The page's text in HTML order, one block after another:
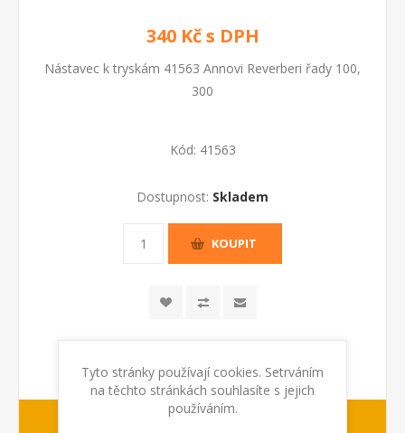
340 Kč s DPH
Nástavec k tryskám 41563 Annovi Reverberi řady 100,
300
Kód: 41563
Dostupnost: Skladem
KOUPIT
Tyto stránky používají cookies. Setrváním
na těchto stránkách souhlasíte s jejich
používáním.